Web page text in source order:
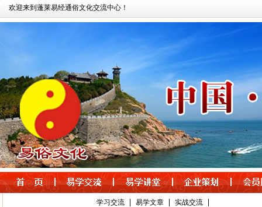
欢迎来到蓬莱易经通俗文化交流中心！
学习交流 易学文章 实战交流